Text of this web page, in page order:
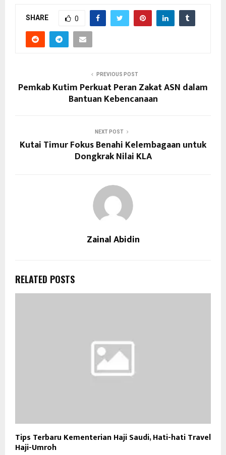
SHARE 0
PREVIOUS POST
Pemkab Kutim Perkuat Peran Zakat ASN dalam
Bantuan Kebencanaan
NEXT POST
Kutai Timur Fokus Benahi Kelembagaan untuk
Dongkrak Nilai KLA
Zainal Abidin
RELATED POSTS
Tips Terbaru Kementerian Haji Saudi, Hati-hati Travel
Haji-Umroh